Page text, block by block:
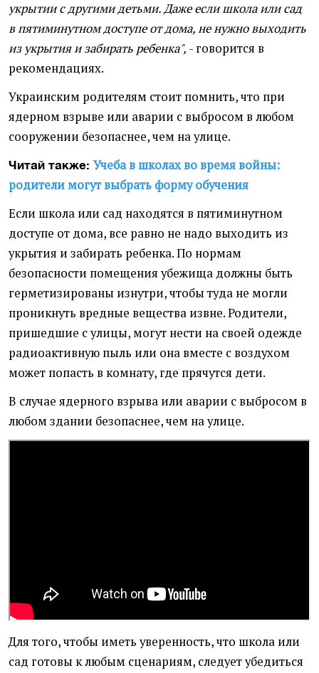
укрытии с другими детьми. Даже если школа или сад
в пятиминутном доступе от дома, не нужно выходить
из укрытия и забирать ребенка", - говорится в
рекомендациях.
Украинским родителям стоит помнить, что при
ядерном взрыве или аварии с выбросом в любом
сооружении безопаснее, чем на улице.
Читай также: Учеба в школах во время войны:
родители могут выбрать форму обучения
Если школа или сад находятся в пятиминутном
доступе от дома, все равно не надо выходить из
укрытия и забирать ребенка. По нормам
безопасности помещения убежища должны быть
герметизированы изнутри, чтобы туда не могли
проникнуть вредные вещества извне. Родители,
пришедшие с улицы, могут нести на своей одежде
радиоактивную пыль или она вместе с воздухом
может попасть в комнату, где прячутся дети.
В случае ядерного взрыва или аварии с выбросом в
любом здании безопаснее, чем на улице.
Для того, чтобы иметь уверенность, что школа или
сад готовы к любым сценариям, следует убедиться